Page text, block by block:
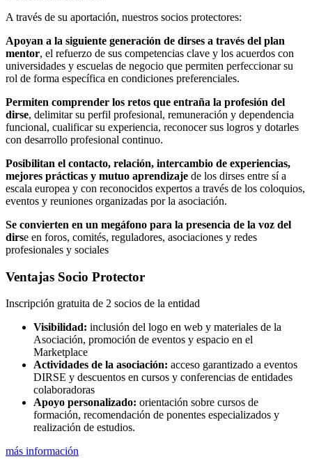
A través de su aportación, nuestros socios protectores:
Apoyan a la siguiente generación de dirses a través del plan
mentor, el refuerzo de sus competencias clave y los acuerdos con
universidades y escuelas de negocio que permiten perfeccionar su
rol de forma específica en condiciones preferenciales.
Permiten comprender los retos que entraña la profesión del
dirse, delimitar su perfil profesional, remuneración y dependencia
funcional, cualificar su experiencia, reconocer sus logros y dotarles
con desarrollo profesional continuo.
Posibilitan el contacto, relación, intercambio de experiencias,
mejores prácticas y mutuo aprendizaje de los dirses entre sí a
escala europea y con reconocidos expertos a través de los coloquios,
eventos y reuniones organizadas por la asociación.
Se convierten en un megáfono para la presencia de la voz del
dirse en foros, comités, reguladores, asociaciones y redes
profesionales y sociales
Ventajas Socio Protector
Inscripción gratuita de 2 socios de la entidad
Visibilidad: inclusión del logo en web y materiales de la
Asociación, promoción de eventos y espacio en el
Marketplace
Actividades de la asociación: acceso garantizado a eventos
DIRSE y descuentos en cursos y conferencias de entidades
colaboradoras
Apoyo personalizado: orientación sobre cursos de
formación, recomendación de ponentes especializados y
realización de estudios.
más información